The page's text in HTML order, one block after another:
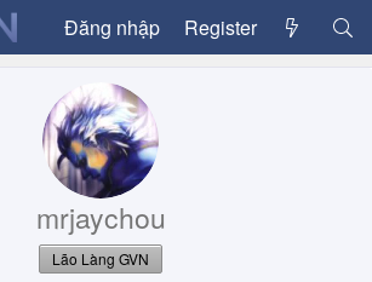
Đăng nhập Register
mrjaychou
Lão Làng GVN